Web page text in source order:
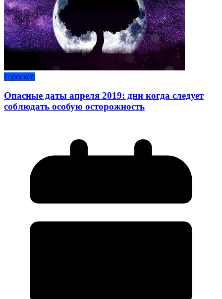
Гороскоп
Опасные даты апреля 2019: дни когда следует
соблюдать особую осторожность